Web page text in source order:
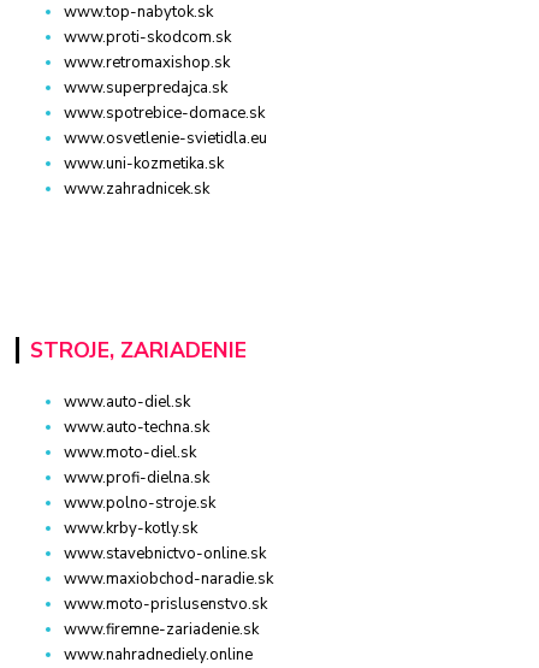
www.top-nabytok.sk
www.proti-skodcom.sk
www.retromaxishop.sk
www.superpredajca.sk
www.spotrebice-domace.sk
www.osvetlenie-svietidla.eu
www.uni-kozmetika.sk
www.zahradnicek.sk
STROJE, ZARIADENIE
www.auto-diel.sk
www.auto-techna.sk
www.moto-diel.sk
www.profi-dielna.sk
www.polno-stroje.sk
www.krby-kotly.sk
www.stavebnictvo-online.sk
www.maxiobchod-naradie.sk
www.moto-prislusenstvo.sk
www.firemne-zariadenie.sk
www.nahradnediely.online